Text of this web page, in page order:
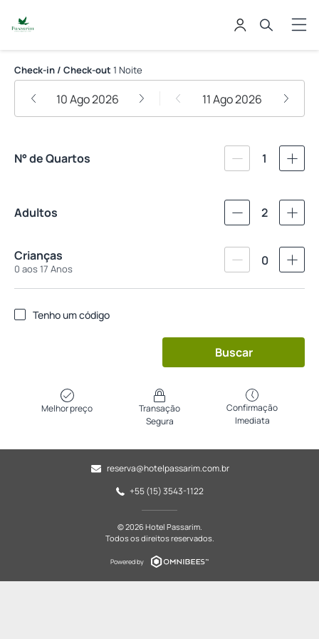
Hotel Passarim
Check-in / Check-out 1 Noite
10 Ago 2026 11 Ago 2026
N° de Quartos 1
Adultos 2
Crianças
0 aos 17 Anos
0
Tenho um código
Buscar
Melhor preço
Transação
Segura
Confirmação
Imediata
reserva@hotelpassarim.com.br
+55 (15) 3543-1122
© 2026 Hotel Passarim.
Todos os direitos reservados.
Powered by